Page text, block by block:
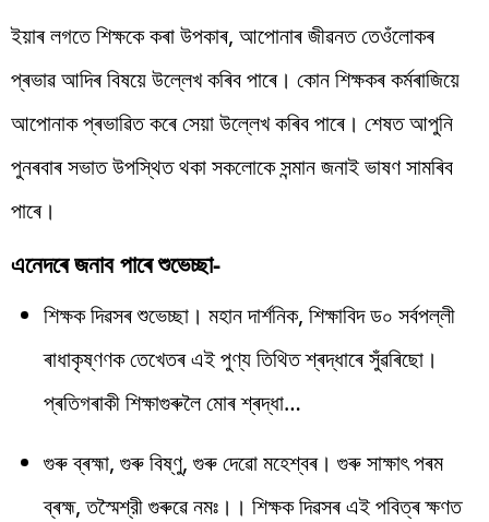
ইয়াৰ লগতে শিক্ষকে কৰা উপকাৰ, আপোনাৰ জীৱনত তেওঁলোকৰ
প্ৰভাৱ আদিৰ বিষয়ে উল্লেখ কৰিব পাৰে। কোন শিক্ষকৰ কৰ্মৰাজিয়ে
আপোনাক প্ৰভাৱিত কৰে সেয়া উল্লেখ কৰিব পাৰে। শেষত আপুনি
পুনৰবাৰ সভাত উপস্থিত থকা সকলোকে সন্মান জনাই ভাষণ সামৰিব
পাৰে।
এনেদৰে জনাব পাৰে শুভেচ্ছা-
শিক্ষক দিৱসৰ শুভেচ্ছা। মহান দাৰ্শনিক, শিক্ষাবিদ ড০ সৰ্বপল্লী
ৰাধাকৃষ্ণণক তেখেতৰ এই পুণ্য তিথিত শ্ৰদ্ধাৰে সুঁৱৰিছো।
প্ৰতিগৰাকী শিক্ষাগুৰুলৈ মোৰ শ্ৰদ্ধা…
গুৰু ব্ৰহ্মা, গুৰু বিষ্ণু, গুৰু দেৱো মহেশ্বৰ। গুৰু সাক্ষাৎ পৰম
ব্ৰহ্ম, তস্মৈশ্রী গুৰুৱে নমঃ।। শিক্ষক দিৱসৰ এই পবিত্ৰ ক্ষণত